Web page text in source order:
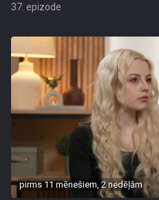
37. epizode
pirms 11 mēnešiem, 2 nedēļām